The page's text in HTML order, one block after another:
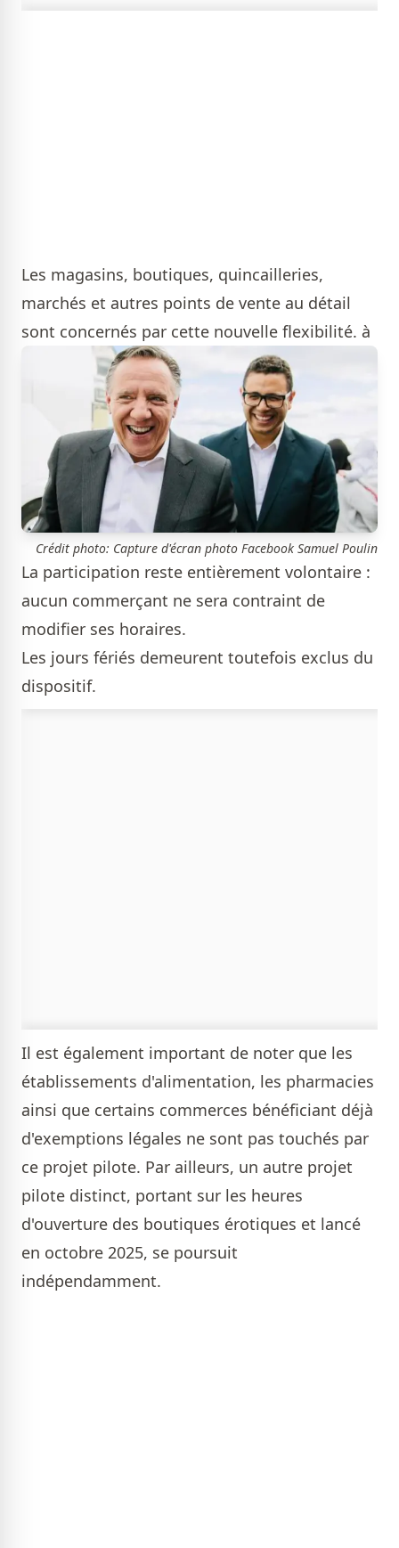
Les magasins, boutiques, quincailleries,
marchés et autres points de vente au détail
sont concernés par cette nouvelle flexibilité. à
Crédit photo: Capture d'écran photo Facebook Samuel Poulin
La participation reste entièrement volontaire :
aucun commerçant ne sera contraint de
modifier ses horaires.
Les jours fériés demeurent toutefois exclus du
dispositif.
Il est également important de noter que les
établissements d'alimentation, les pharmacies
ainsi que certains commerces bénéficiant déjà
d'exemptions légales ne sont pas touchés par
ce projet pilote. Par ailleurs, un autre projet
pilote distinct, portant sur les heures
d'ouverture des boutiques érotiques et lancé
en octobre 2025, se poursuit
indépendamment.